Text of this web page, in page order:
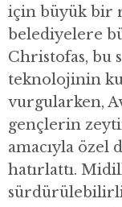
için büyük bir
belediyelere
Christofas, bu
teknolojinin
vurgularken,
gençlerin
amacıyla özel
hatırlattı.